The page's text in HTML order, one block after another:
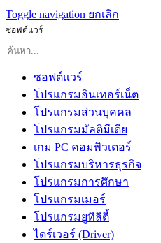
Toggle navigation ยกเลิก
ซอฟต์แวร์
ซอฟต์แวร์
โปรแกรมอินเทอร์เน็ต
โปรแกรมส่วนบุคคล
โปรแกรมมัลติมีเดีย
เกม PC คอมพิวเตอร์
โปรแกรมบริหารธุรกิจ
โปรแกรมการศึกษา
โปรแกรมเมอร์
โปรแกรมยูทิลิตี้
ไดร์เวอร์ (Driver)